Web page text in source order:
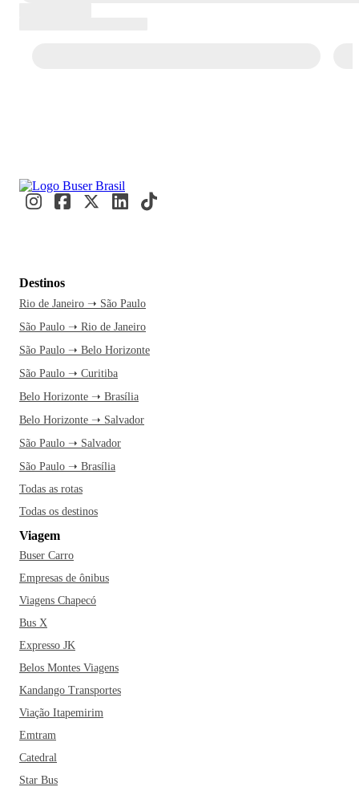
Destinos
Rio de Janeiro ➝ São Paulo
São Paulo ➝ Rio de Janeiro
São Paulo ➝ Belo Horizonte
São Paulo ➝ Curitiba
Belo Horizonte ➝ Brasília
Belo Horizonte ➝ Salvador
São Paulo ➝ Salvador
São Paulo ➝ Brasília
Todas as rotas
Todas os destinos
Viagem
Buser Carro
Empresas de ônibus
Viagens Chapecó
Bus X
Expresso JK
Belos Montes Viagens
Kandango Transportes
Viação Itapemirim
Emtram
Catedral
Star Bus